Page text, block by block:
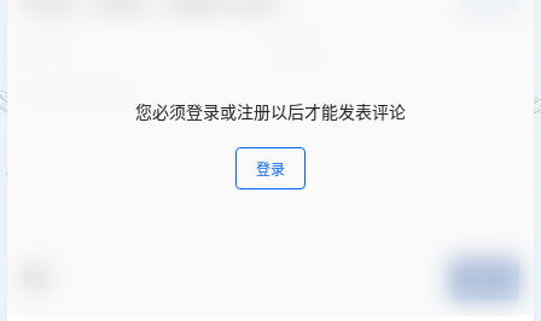
您必须登录或注册以后才能发表评论
登录